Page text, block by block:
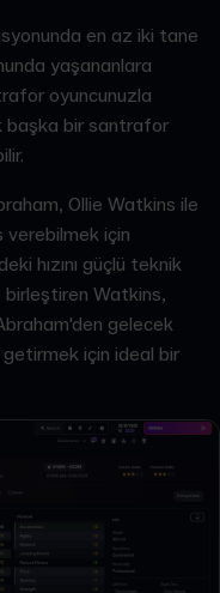
en az iki tane
yaşananlara
oyuncunuzla
başka bir santrafor
Ollie Watkins ile
verebilmek için
hızını güçlü teknik
birleştiren Watkins,
gelecek
getirmek için ideal bir